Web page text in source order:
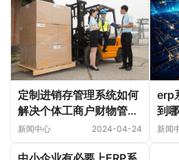
定制进销存管理系统如何
解决个体工商户财物管理
难题？
新闻中心 2024-04-24
erp
到
新闻